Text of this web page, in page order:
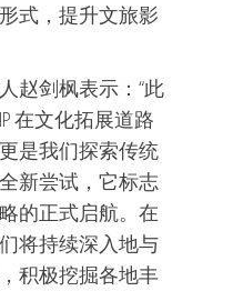
式，提升文旅影
赵剑枫表示：“此
在文化拓展道路
是我们探索传统
新尝试，它标志
的正式启航。在
将持续深入地与
积极挖掘各地丰